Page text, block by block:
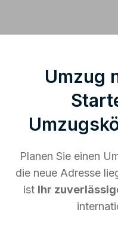
Umzug
Planen Sie einen
die neue Adresse
ist Ihr